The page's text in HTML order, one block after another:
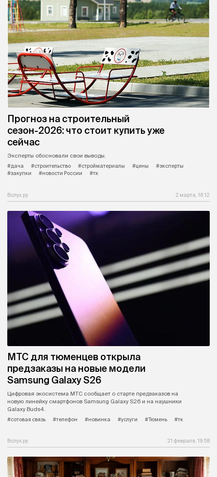
Прогноз на строительный
сезон-2026: что стоит купить уже
сейчас
Эксперты обосновали свои выводы.
#дача
#строительство #стройматериалы #цены
#эксперты
#закупки
#новости России #тк
Вслух.ру 2 марта, 16:12
МТС для тюменцев открыла
предзаказы на новые модели
Samsung Galaxy S26
Цифровая экосистема МТС сообщает о старте предзаказов на
новую линейку смартфонов Samsung Galaxy S26 и на наушники
Galaxy Buds4.
#сотовая связь
#телефон #новинка #услуги #Тюмень #тк
Вслух.ру 21 февраля, 19:58